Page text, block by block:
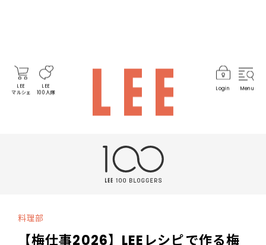
LEE
マルシェ
LEE
100人隊
Login Menu
料理部
【梅仕事2026】LEEレシピで作る梅